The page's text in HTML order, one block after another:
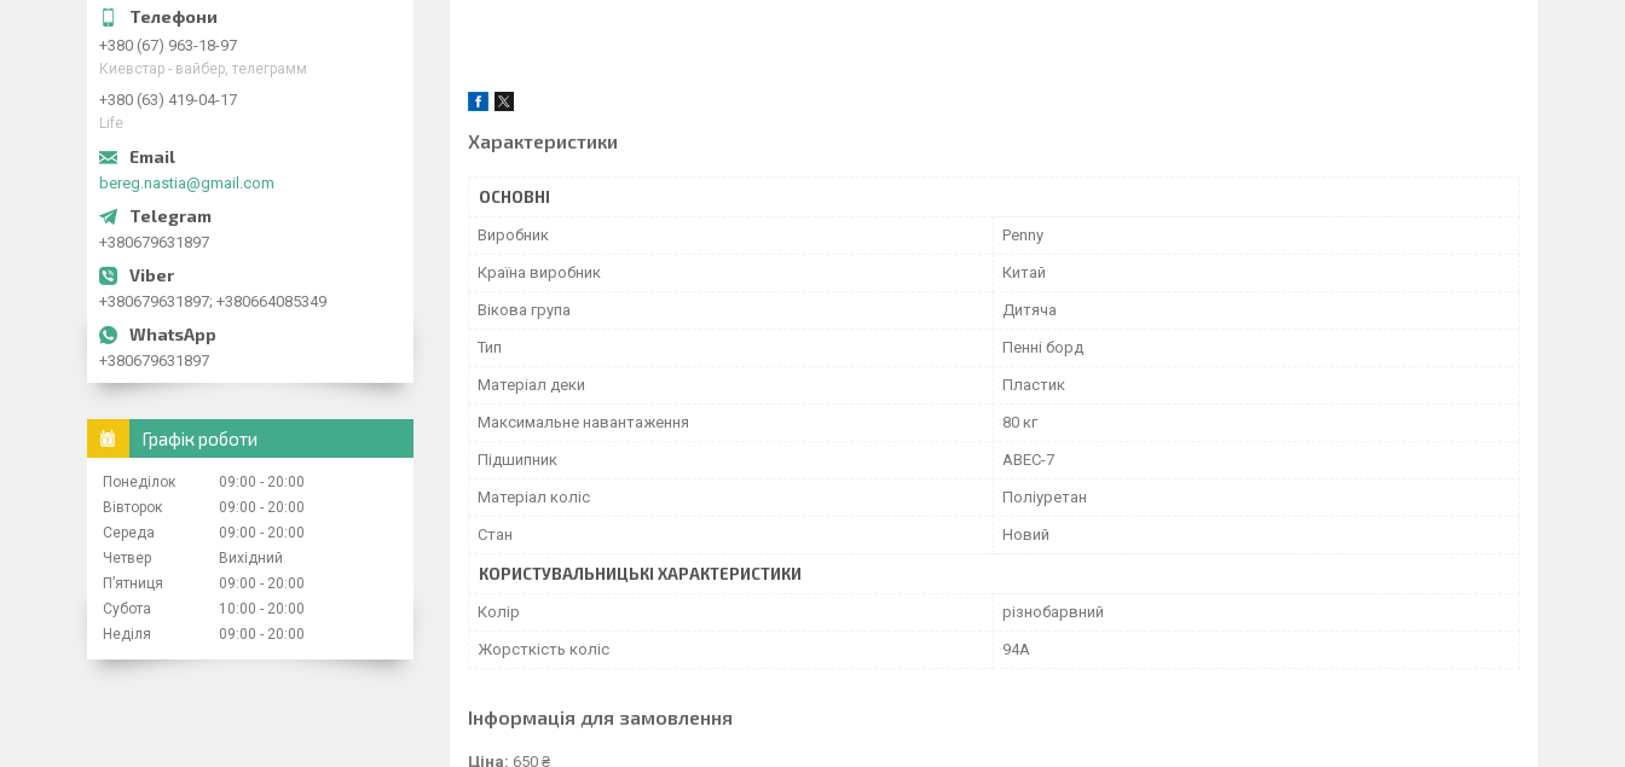
Характеристики
ОСНОВНІ
Виробник Penny
Країна виробник Китай
Вікова група Дитяча
Тип Пенні борд
Матеріал деки Пластик
Максимальне навантаження 80 кг
Підшипник ABEC-7
Матеріал коліс Поліуретан
Стан Новий
КОРИСТУВАЛЬНИЦЬКІ ХАРАКТЕРИСТИКИ
Колір різнобарвний
Жорсткість коліс 94А
Інформація для замовлення
Ціна: 650 ₴
+380 (67) 963-18-97
Киевстар - вайбер, телеграмм
+380 (63) 419-04-17
Life
bereg.nastia@gmail.com
+380679631897
+380679631897; +380664085349
+380679631897
Графік роботи
Понеділок 09:00
20:00
Вівторок
09:00
20:00
Середа
09:00
20:00
Четвер
Вихідний
Пʼятниця
09:00
20:00
Субота
10:00
20:00
Неділя
09:00 20:00